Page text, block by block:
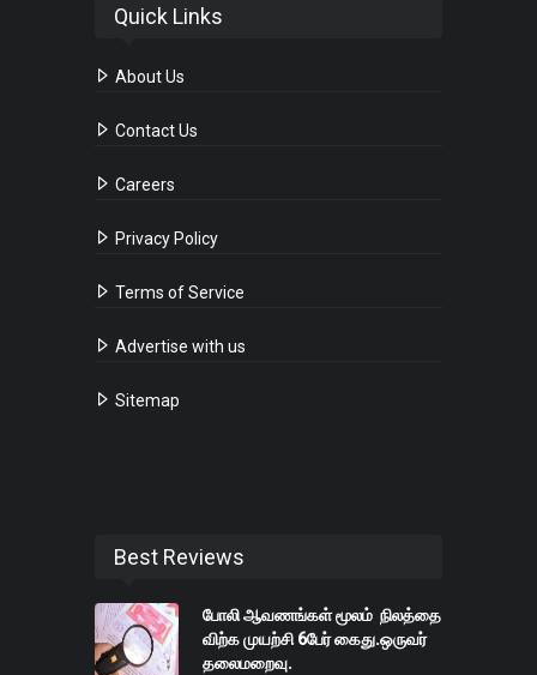
Quick Links
About Us
Contact Us
Careers
Privacy Policy
Terms of Service
Advertise with us
Sitemap
Best Reviews
போலி ஆவணங்கள் மூலம் நிலத்தை
விற்க முயற்சி 6பேர் கைது.ஒருவர்
தலைமறைவு.